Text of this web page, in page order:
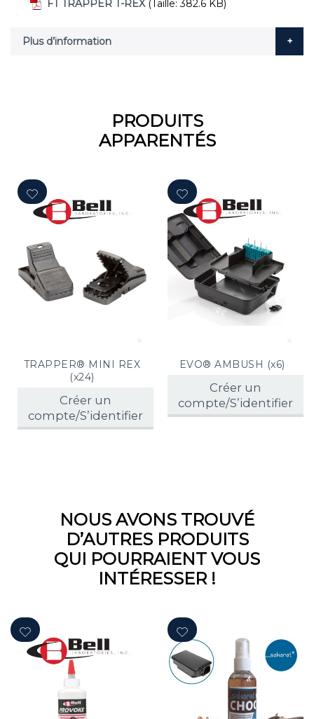
FT TRAPPER T-REX (Taille: 382.6 KB)
Plus d’information
PRODUITS
APPARENTÉS
TRAPPER® MINI REX
(x24)
Créer un
compte/S’identifier
EVO® AMBUSH (x6)
Créer un
compte/S’identifier
NOUS AVONS TROUVÉ
D’AUTRES PRODUITS
QUI POURRAIENT VOUS
INTÉRESSER !